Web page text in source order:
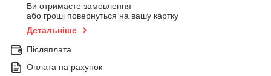
Ви отримаєте замовлення
або гроші повернуться на вашу картку
Детальніше
Післяплата
Оплата на рахунок